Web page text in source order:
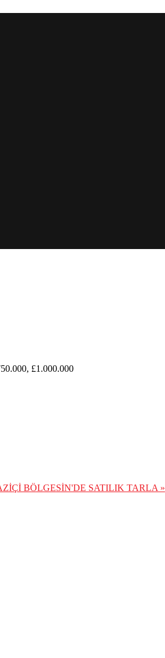
£1.000.000
BÖLGESİN'DE SATILIK TARLA »